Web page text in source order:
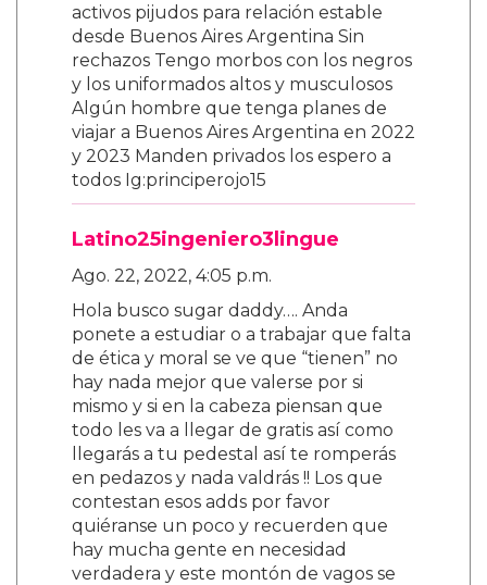
activos pijudos para relación estable
desde Buenos Aires Argentina Sin
rechazos Tengo morbos con los negros
y los uniformados altos y musculosos
Algún hombre que tenga planes de
viajar a Buenos Aires Argentina en 2022
y 2023 Manden privados los espero a
todos Ig:principerojo15
Latino25ingeniero3lingue
Ago. 22, 2022, 4:05 p.m.
Hola busco sugar daddy…. Anda
ponete a estudiar o a trabajar que falta
de ética y moral se ve que “tienen” no
hay nada mejor que valerse por si
mismo y si en la cabeza piensan que
todo les va a llegar de gratis así como
llegarás a tu pedestal así te romperás
en pedazos y nada valdrás !! Los que
contestan esos adds por favor
quiéranse un poco y recuerden que
hay mucha gente en necesidad
verdadera y este montón de vagos se